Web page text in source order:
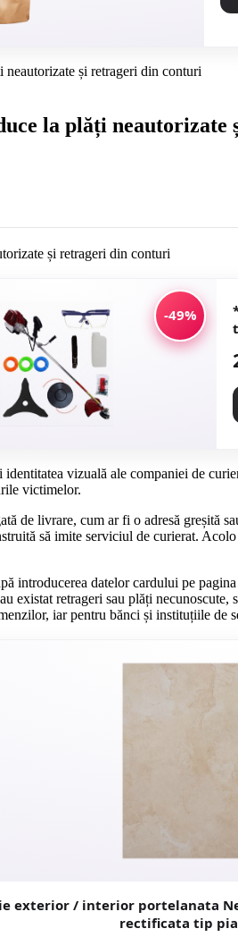
și retrageri din conturi
la plăți
-49%
vizuală ale companiei de
victimelor.
de livrare, cum ar fi o adresă greșită
să imite serviciul de curierat.
introducerea datelor cardului pe
existat retrageri sau plăți
iar pentru bănci și instituțiile de
exterior / interior portelanata New Marfil